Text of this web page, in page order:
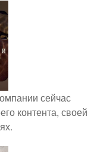
сейчас
контента, своей